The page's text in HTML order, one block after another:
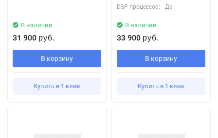
В наличии
31 900 руб.
В корзину
Купить в 1 клик
DSP процессор: Да
В наличии
33 900 руб.
В корзину
Купить в 1 клик